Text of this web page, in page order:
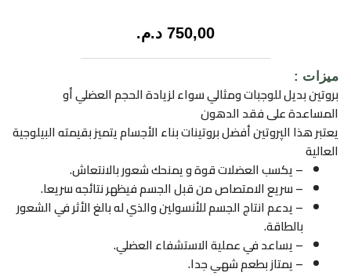
750,00 د.م.
ميزات :
بروتين بديل للوجبات ومثالي سواء لزيادة الحجم العضلي أو
المساعدة على فقد الدهون
يعتبر هذا الپروتين أفضل بروتينات بناء الأجسام يتميز بقيمته البيلوجية
العالية
– يكسب العضلات قوة و يمنحك شعور بالانتعاش.
– سريع الامتصاص من قبل الجسم فيظهر نتائجه سريعا.
– يدعم انتاج الجسم للأنسولين والذي له بالغ الأثر في الشعور
بالطاقة.
– يساعد في عملية الاستشفاء العضلي.
– يمتاز بطعم شهي جدا.